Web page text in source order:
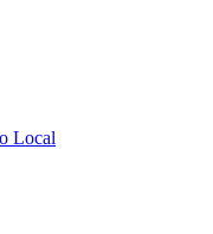
Local